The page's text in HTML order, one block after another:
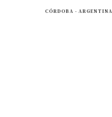
CÓRDOBA - ARGENTINA